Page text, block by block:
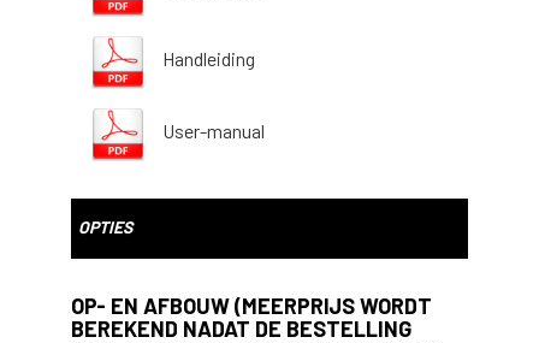
Handleiding
User-manual
OPTIES
OP- EN AFBOUW (MEERPRIJS WORDT
BEREKEND NADAT DE BESTELLING